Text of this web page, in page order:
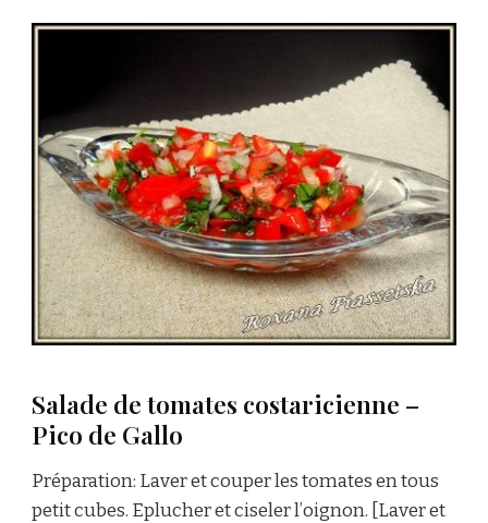
Salade de tomates costaricienne –
Pico de Gallo
Préparation: Laver et couper les tomates en tous
petit cubes. Eplucher et ciseler l’oignon. [Laver et